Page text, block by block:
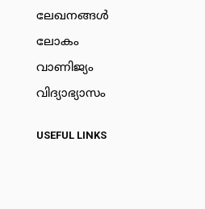
ലേഖനങ്ങള്‍
ലോകം
വാണിജ്യം
വിദ്യാഭ്യാസം
USEFUL LINKS